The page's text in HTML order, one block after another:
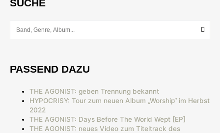
SUCHE
PASSEND DAZU
THE AGONIST: geben Trennung bekannt
HYPOCRISY: Tour zum neuen Album „Worship“ im Herbst
2022
THE AGONIST: Days Before The World Wept [EP]
THE AGONIST: neues Video zum Titeltrack des